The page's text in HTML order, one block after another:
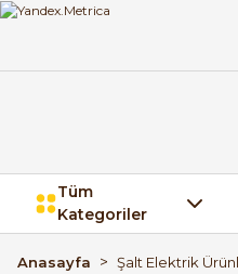
Tüm
Kategoriler
Anasayfa Şalt Elektrik